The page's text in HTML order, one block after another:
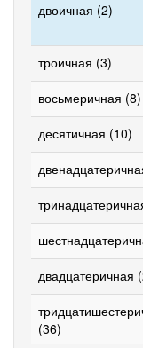
двоичная (2)
троичная (3)
восьмеричная (8)
десятичная (10)
двадцатеричная
(36)